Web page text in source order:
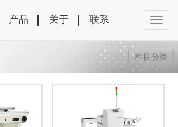
产品 关于 联系
栏目分类